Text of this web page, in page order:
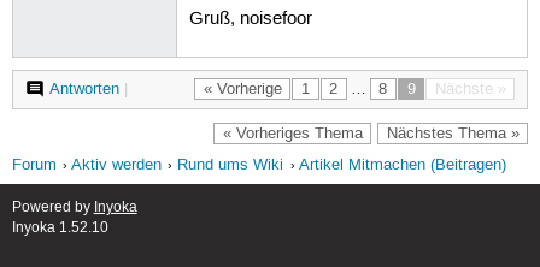
Gruß, noisefoor
« Vorherige 1 2 … 8 9 Nächste »
Antworten|
« Vorheriges Thema Nächstes Thema »
Forum Aktiv werden Rund ums Wiki Artikel Mitmachen (Beitragen)
Powered by Inyoka
Inyoka 1.52.10